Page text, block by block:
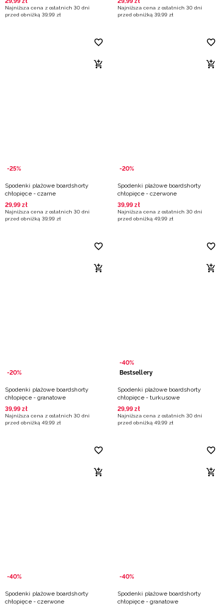
Najniższa cena z ostatnich 30 dni
przed obniżką 39,99 zł
Najniższa cena z ostatnich 30 dni
przed obniżką 39,99 zł
-25%
Spodenki plażowe boardshorty
chłopięce - czarne
29,99 zł
Najniższa cena z ostatnich 30 dni
przed obniżką 39,99 zł
-20%
Spodenki plażowe boardshorty
chłopięce - czerwone
39,99 zł
Najniższa cena z ostatnich 30 dni
przed obniżką 49,99 zł
-20%
Spodenki plażowe boardshorty
chłopięce - granatowe
39,99 zł
Najniższa cena z ostatnich 30 dni
przed obniżką 49,99 zł
-40%
Bestsellery
Spodenki plażowe boardshorty
chłopięce - turkusowe
29,99 zł
Najniższa cena z ostatnich 30 dni
przed obniżką 49,99 zł
-40%
Spodenki plażowe boardshorty
chłopięce - czerwone
-40%
Spodenki plażowe boardshorty
chłopięce - granatowe